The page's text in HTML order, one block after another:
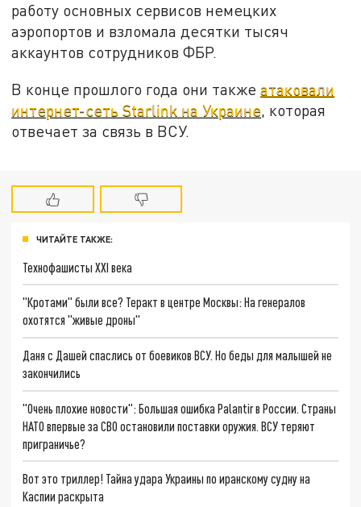
работу основных сервисов немецких
аэропортов и взломала десятки тысяч
аккаунтов сотрудников ФБР.
В конце прошлого года они такжеатаковали
интернет-сеть Starlink на Украине, которая
отвечает за связь в ВСУ.
ЧИТАЙТЕ ТАКЖЕ:
Технофашисты XXI века
"Кротами" были все? Теракт в центре Москвы: На генералов
охотятся "живые дроны"
Даня с Дашей спаслись от боевиков ВСУ. Но беды для малышей не
закончились
"Очень плохие новости": Большая ошибка Palantir в России. Страны
НАТО впервые за СВО остановили поставки оружия. ВСУ теряют
приграничье?
Вот это триллер! Тайна удара Украины по иранскому судну на
Каспии раскрыта